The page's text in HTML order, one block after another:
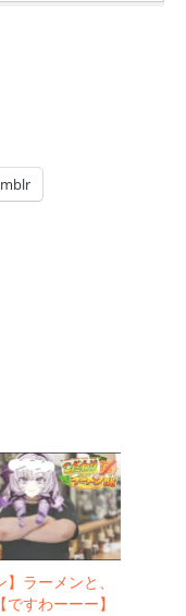
】ラーメンと、
すわーーー】